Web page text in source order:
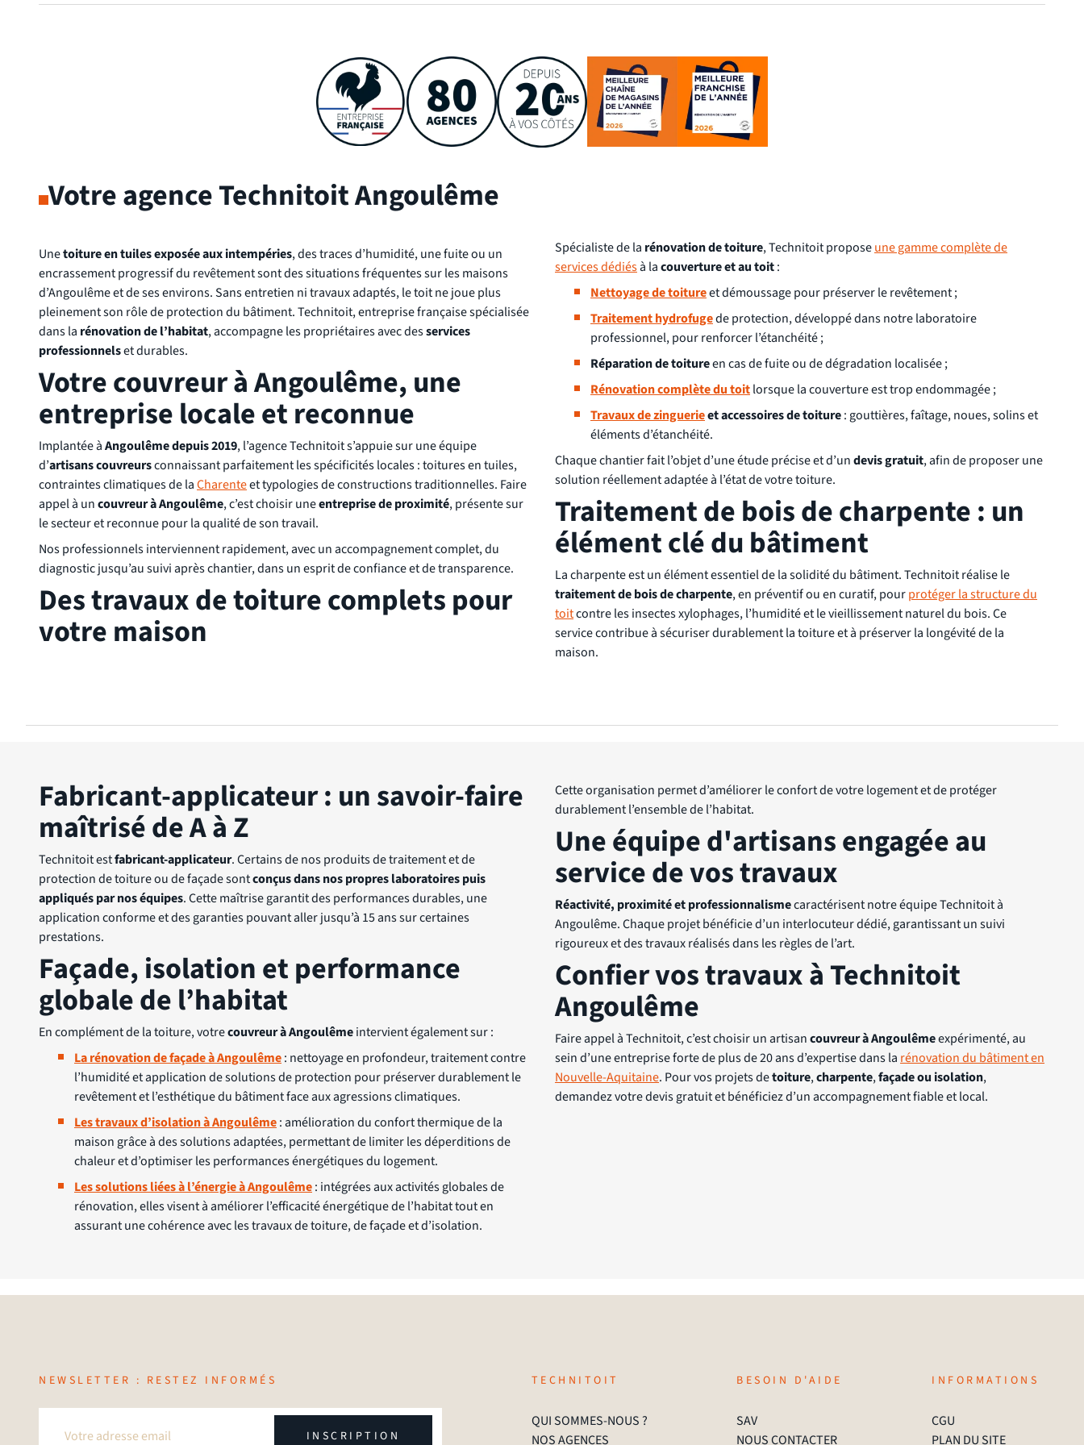
Votre agence Technitoit Angoulême
Unetoiture en tuiles exposée aux intempéries, des traces d’humidité, une fuite ou un
encrassement progressif du revêtement sont des situations fréquentes sur les maisons
d’Angoulême et de ses environs. Sans entretien ni travaux adaptés, le toit ne joue plus
pleinement son rôle de protection du bâtiment. Technitoit, entreprise française spécialisée
dans la rénovation de l’habitat, accompagne les propriétaires avec desservices
professionnelset durables.
Votre couvreur à Angoulême, une
entreprise locale et reconnue
Implantée àAngoulême depuis 2019, l’agence Technitoit s’appuie sur une équipe
d’artisans couvreursconnaissant parfaitement les spécificités locales : toitures en tuiles,
contraintes climatiques de laCharenteet typologies de constructions traditionnelles. Faire
appel à uncouvreur à Angoulême, c’est choisir uneentreprise de proximité, présente sur
le secteur et reconnue pour la qualité de son travail.
Nos professionnels interviennent rapidement, avec un accompagnement complet, du
diagnostic jusqu’au suivi après chantier, dans un esprit de confiance et de transparence.
Des travaux de toiture complets pour
votre maison
Spécialiste de la rénovation de toiture, Technitoit proposeune gamme complète de
services dédiésà lacouverture et au toit:
Nettoyage de toitureet démoussage pour préserver le revêtement ;
Traitement hydrofugede protection, développé dans notre laboratoire
professionnel, pour renforcer l’étanchéité ;
Réparation de toitureen cas de fuite ou de dégradation localisée ;
Rénovation complète du toitlorsque la couverture est trop endommagée ;
Travaux de zinguerieet accessoires de toiture: gouttières, faîtage, noues, solins et
éléments d’étanchéité.
Chaque chantier fait l’objet d’une étude précise et d’undevis gratuit, afin de proposer une
solution réellement adaptée à l’état de votre toiture.
Traitement de bois de charpente : un
élément clé du bâtiment
La charpente est un élément essentiel de la solidité du bâtiment. Technitoit réalise le
traitement de bois de charpente, en préventif ou en curatif, pourprotéger la structure du
toitcontre les insectes xylophages, l’humidité et le vieillissement naturel du bois. Ce
service contribue à sécuriser durablement la toiture et à préserver la longévité de la
maison.
Fabricant-applicateur : un savoir-faire
maîtrisé de A à Z
Technitoit estfabricant-applicateur. Certains de nos produits de traitement et de
protection de toiture ou de façade sontconçus dans nos propres laboratoires puis
appliqués par nos équipes. Cette maîtrise garantit des performances durables, une
application conforme et des garanties pouvant aller jusqu’à 15 ans sur certaines
prestations.
Façade, isolation et performance
globale de l’habitat
En complément de la toiture, votrecouvreur à Angoulêmeintervient également sur :
La rénovation de façade à Angoulême: nettoyage en profondeur, traitement contre
l’humidité et application de solutions de protection pour préserver durablement le
revêtement et l’esthétique du bâtiment face aux agressions climatiques.
Les travaux d’isolation à Angoulême: amélioration du confort thermique de la
maison grâce à des solutions adaptées, permettant de limiter les déperditions de
chaleur et d’optimiser les performances énergétiques du logement.
Les solutions liées à l’énergie à Angoulême: intégrées aux activités globales de
rénovation, elles visent à améliorer l’efficacité énergétique de l’habitat tout en
assurant une cohérence avec les travaux de toiture, de façade et d’isolation.
Cette organisation permet d’améliorer le confort de votre logement et de protéger
durablement l’ensemble de l’habitat.
Une équipe d'artisans engagée au
service de vos travaux
Réactivité, proximité et professionnalismecaractérisent notre équipe Technitoit à
Angoulême. Chaque projet bénéficie d’un interlocuteur dédié, garantissant un suivi
rigoureux et des travaux réalisés dans les règles de l’art.
Confier vos travaux à Technitoit
Angoulême
Faire appel à Technitoit, c’est choisir un artisancouvreur à Angoulêmeexpérimenté, au
sein d’une entreprise forte de plus de 20 ans d’expertise dans la rénovation du bâtiment en
Nouvelle-Aquitaine. Pour vos projets detoiture,charpente,façade ou isolation,
demandez votre devis gratuit et bénéficiez d’un accompagnement fiable et local.
NEWSLETTER : RESTEZ INFORMÉS
INSCRIPTION
TECHNITOIT
QUI SOMMES-NOUS ?
NOS AGENCES
BESOIN D'AIDE
SAV
NOUS CONTACTER
INFORMATIONS
CGU
PLAN DU SITE